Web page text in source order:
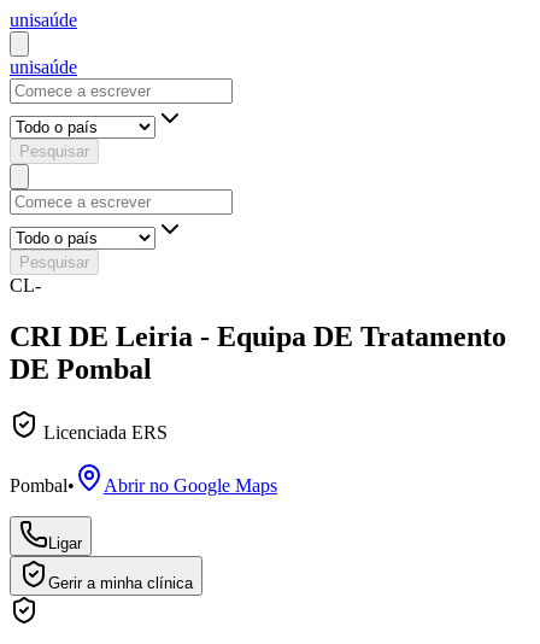
unisaúde
unisaúde
Pesquisar
Pesquisar
CL-
CRI DE Leiria - Equipa DE Tratamento
DE Pombal
Licenciada ERS
Pombal• Abrir no Google Maps
Ligar
Gerir a minha clínica